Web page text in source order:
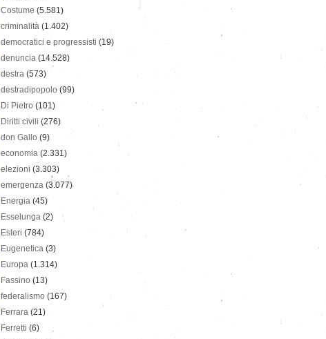
Costume (5.581)
criminalità (1.402)
democratici e progressisti (19)
denuncia (14.528)
destra (573)
destradipopolo (99)
Di Pietro (101)
Diritti civili (276)
don Gallo (9)
economia (2.331)
elezioni (3.303)
emergenza (3.077)
Energia (45)
Esselunga (2)
Esteri (784)
Eugenetica (3)
Europa (1.314)
Fassino (13)
federalismo (167)
Ferrara (21)
Ferretti (6)